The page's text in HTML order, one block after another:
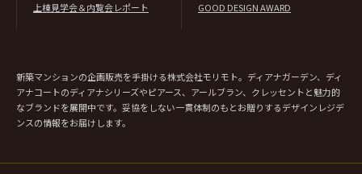
上棟見学会＆内覧会レポート
GOOD DESIGN AWARD
新築マンションの企画販売を手掛ける株式会社モリモト。ディアナガーデン、ディ
アナコートのディアナシリーズやピアース、アールブラン、クレッセントと魅力的
なブランドを展開中です。妥協をしない一貫体制のもとお贈りするデザインレジデ
ンスの情報をお届けします。